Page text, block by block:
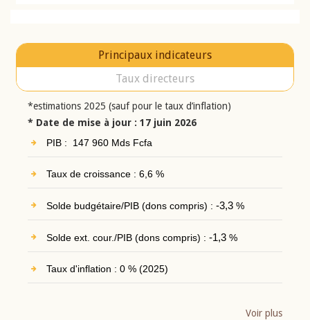
Principaux indicateurs
Taux directeurs
*estimations 2025 (sauf pour le taux d’inflation)
* Date de mise à jour : 17 juin 2026
PIB : 147 960 Mds Fcfa
Taux de croissance : 6,6 %
Solde budgétaire/PIB (dons compris) : -3,3%
Solde ext. cour./PIB (dons compris) : -1,3%
Taux d'inflation : 0 % (2025)
Voir plus